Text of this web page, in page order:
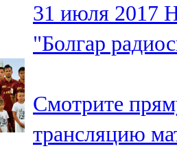
31 июля 2017
"Болгар
Смотрите
трансляцию